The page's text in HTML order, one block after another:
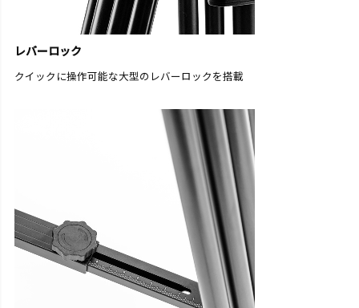
レバーロック
クイックに操作可能な大型のレバーロックを搭載